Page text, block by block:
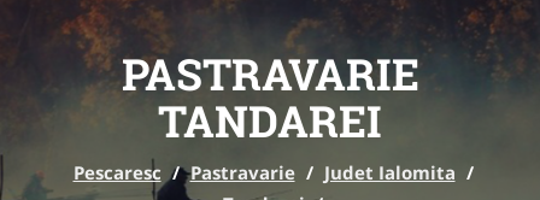
PASTRAVARIE
TANDAREI
Pescaresc / Pastravarie / Judet Ialomita /